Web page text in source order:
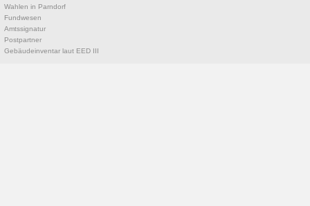
Wahlen in Parndorf
Fundwesen
Amtssignatur
Postpartner
Gebäudeinventar laut EED III